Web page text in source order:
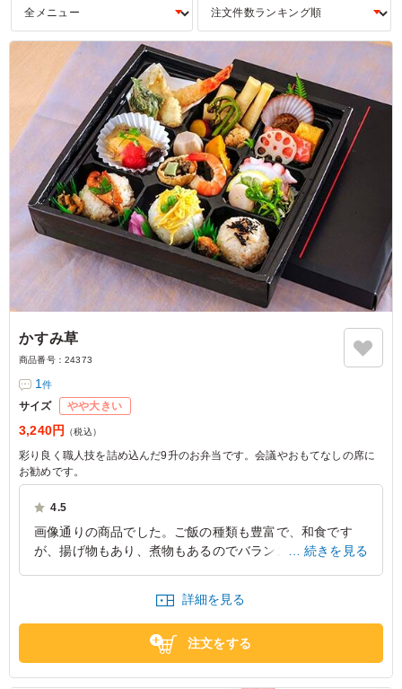
かすみ草
商品番号： 24373
1件
サイズ やや大きい
3,240円 （税込）
彩り良く職人技を詰め込んだ9升のお弁当です。会議やおもてなしの席に
お勧めです。
4.5
画像通りの商品でした。ご飯の種類も豊富で、和食です
が、揚げ物もあり、煮物もあるのでバランスがとてもよか
す。ありがとうございました。
大阪府大阪市中央区北浜
続きを見る
詳細を見る
注文をする